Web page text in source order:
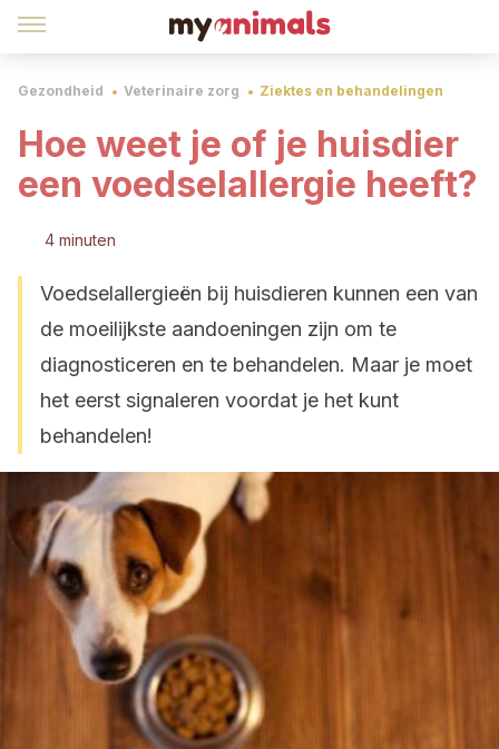
Gezondheid Veterinaire zorg Ziektes en behandelingen
Hoe weet je of je huisdier
een voedselallergie heeft?
4 minuten
Voedselallergieën bij huisdieren kunnen een van
de moeilijkste aandoeningen zijn om te
diagnosticeren en te behandelen. Maar je moet
het eerst signaleren voordat je het kunt
behandelen!